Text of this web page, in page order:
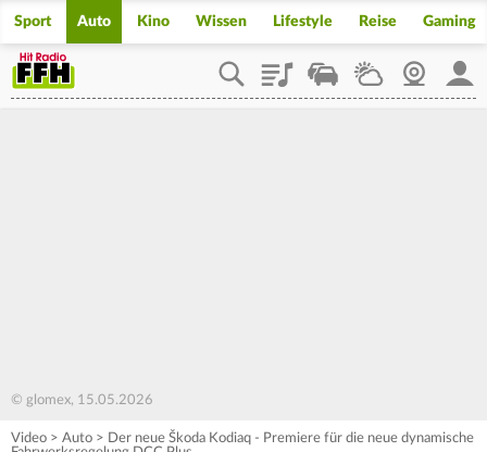
Sport Auto Kino Wissen Lifestyle Reise Gaming
PlaylistStaupilotWetterWebcam
© glomex, 15.05.2026
Video > Auto > Der neue Škoda Kodiaq - Premiere für die neue dynamische